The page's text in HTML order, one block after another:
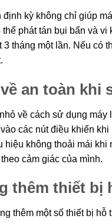
định kỳ không chỉ giúp
thể phát tán bụi bẩn và
3 tháng một lần. Nếu có
an toàn khi
về cách sử dụng
vào các nút điều khiển
hiệu không thoải mái
cảm giác của mình.
thêm thiết bị
thêm một số thiết bị